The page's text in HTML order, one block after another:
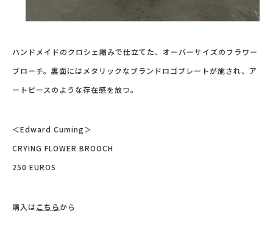
ハンドメイドのクロシェ編みで仕立てた、オーバーサイズのフラワー
ブローチ。裏面にはメタリックなブランドロゴプレートが施され、ア
ートピースのような存在感を放つ。
＜Edward Cuming＞
CRYING FLOWER BROOCH
250 EUROS
購入はこちらから